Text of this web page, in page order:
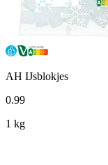
AH IJsblokjes
0.99
1 kg